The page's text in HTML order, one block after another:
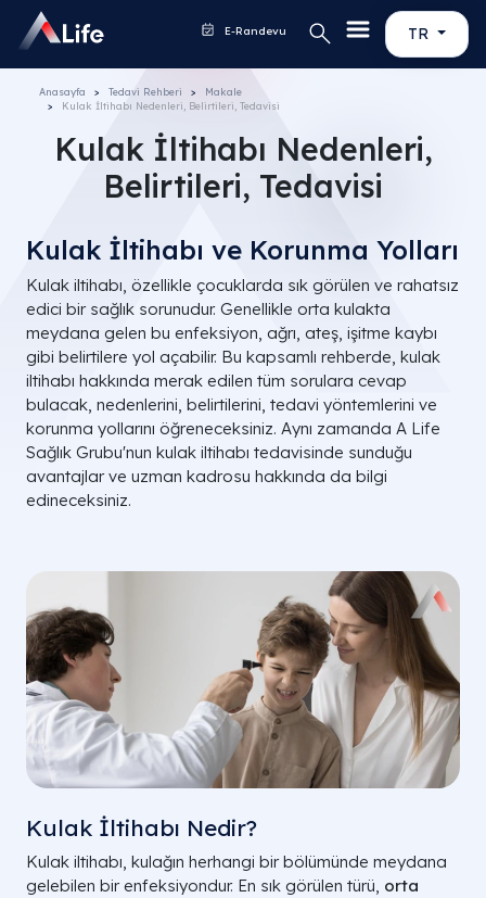
TR
E-Randevu
Anasayfa Tedavi Rehberi
Makale
Kulak İltihabı Nedenleri, Belirtileri, Tedavisi
Kulak İltihabı Nedenleri,
Belirtileri, Tedavisi
Kulak İltihabı ve Korunma Yolları
Kulak iltihabı, özellikle çocuklarda sık görülen ve rahatsız
edici bir sağlık sorunudur. Genellikle orta kulakta
meydana gelen bu enfeksiyon, ağrı, ateş, işitme kaybı
gibi belirtilere yol açabilir. Bu kapsamlı rehberde, kulak
iltihabı hakkında merak edilen tüm sorulara cevap
bulacak, nedenlerini, belirtilerini, tedavi yöntemlerini ve
korunma yollarını öğreneceksiniz. Aynı zamanda A Life
Sağlık Grubu'nun kulak iltihabı tedavisinde sunduğu
avantajlar ve uzman kadrosu hakkında da bilgi
edineceksiniz.
Kulak İltihabı Nedir?
Kulak iltihabı, kulağın herhangi bir bölümünde meydana
gelebilen bir enfeksiyondur. En sık görülen türü, orta